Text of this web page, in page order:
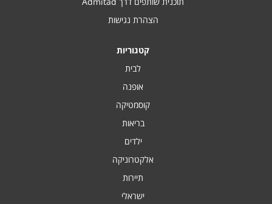
הצהרת נגישות
קטגוריות
לבית
אופנה
קוסמטיקה
בריאות
ילדים
אלקטרוניקה
תיירות
ישראלי